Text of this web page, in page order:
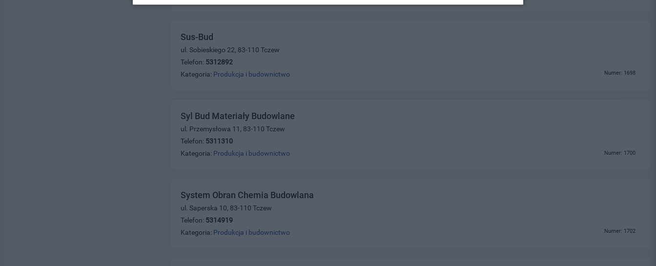
Sus-Bud
ul. Sobieskiego 22, 83-110 Tczew
Telefon: 5312892
Kategoria: Produkcja i budownictwo Numer: 1698
Syl Bud Materiały Budowlane
ul. Przemysłowa 11, 83-110 Tczew
Telefon: 5311310
Kategoria: Produkcja i budownictwo Numer: 1700
System Obran Chemia Budowlana
ul. Saperska 10, 83-110 Tczew
Telefon: 5314919
Kategoria: Produkcja i budownictwo Numer: 1702